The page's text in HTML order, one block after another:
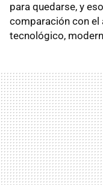
para quedarse, y
comparación con el
tecnológico,